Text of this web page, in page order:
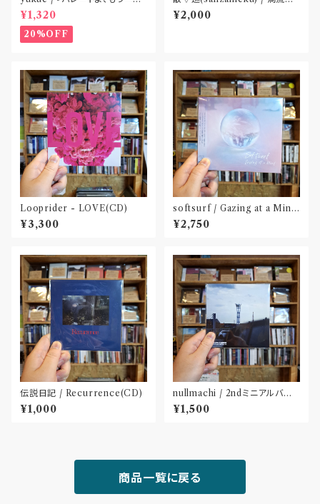
(TAPE)
¥1,320
20%OFF
鳴く(CD : 特典ステッカー付属 )
〝大阪〟
¥2,000
Looprider - LOVE(CD)
¥3,300
softsurf / Gazing at a Mind
(CD)〝名古屋〟
¥2,750
伝説日記 / Recurrence(CD)
¥1,000
nullmachi / 2ndミニアルバム
「逆回転する私小説」(CD)
¥1,500
商品一覧に戻る